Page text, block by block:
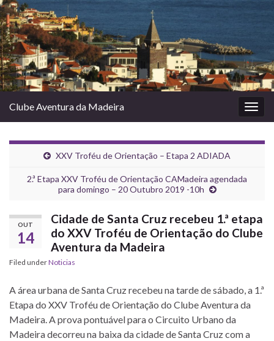
Clube Aventura da Madeira
XXV Troféu de Orientação – Etapa 2 ADIADA
2.ª Etapa XXV Troféu de Orientação CAMadeira agendada
para domingo – 20 Outubro 2019 -10h
OUT
14
Cidade de Santa Cruz recebeu 1.ª etapa
do XXV Troféu de Orientação do Clube
Aventura da Madeira
Filed underNoticias
A área urbana de Santa Cruz recebeu na tarde de sábado, a 1.ª
Etapa do XXV Troféu de Orientação do Clube Aventura da
Madeira. A prova pontuável para o Circuito Urbano da
Madeira decorreu na baixa da cidade de Santa Cruz com a